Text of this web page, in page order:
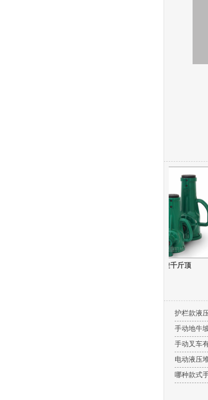
25吨螺旋千斤顶
护栏款液
手动地牛
手动叉车
电动液压
哪种款式